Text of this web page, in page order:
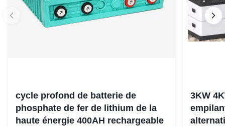
cycle profond de batterie de
phosphate de fer de lithium de la
haute énergie 400AH rechargeable
3KW